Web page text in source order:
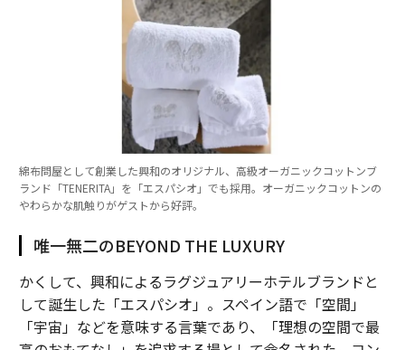
綿布問屋として創業した興和のオリジナル、高級オーガニックコットンブ
ランド「TENERITA」を「エスパシオ」でも採用。オーガニックコットンの
やわらかな肌触りがゲストから好評。
唯一無二のBEYOND THE LUXURY
かくして、興和によるラグジュアリーホテルブランドと
して誕生した「エスパシオ」。スペイン語で「空間」
「宇宙」などを意味する言葉であり、「理想の空間で最